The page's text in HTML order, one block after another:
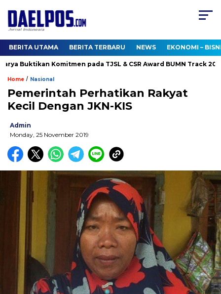
BERITA UTAMA BERITA TERBARU NEWS EKONOMI –
Komitmen pada TJSL & CSR Award BUMN Track 2026
Home / Nasional
Pemerintah Perhatikan Rakyat
Kecil Dengan JKN-KIS
Admin
Monday, 25 November 2019